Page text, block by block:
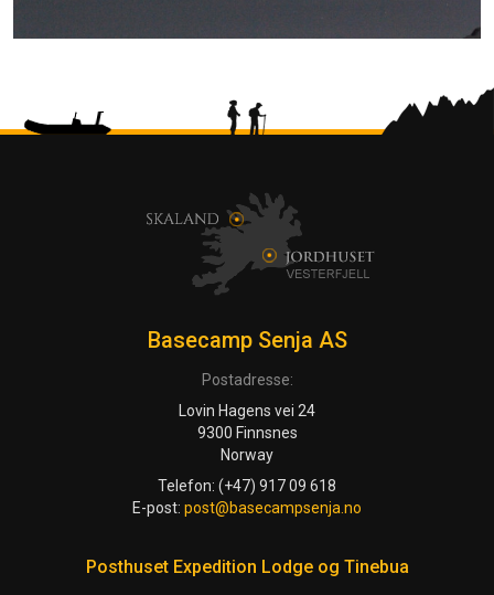
Basecamp Senja AS
Postadresse:
Lovin Hagens vei 24
9300 Finnsnes
Norway
Telefon: (+47) 917 09 618
E-post: post@basecampsenja.no
Posthuset Expedition Lodge og Tinebua